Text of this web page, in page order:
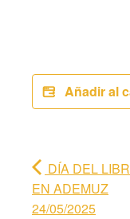
Añadir al
DÍA DEL
EN ADEMUZ
24/05/2025